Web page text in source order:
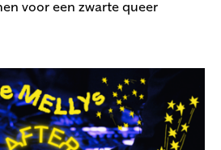
voor een zwarte queer